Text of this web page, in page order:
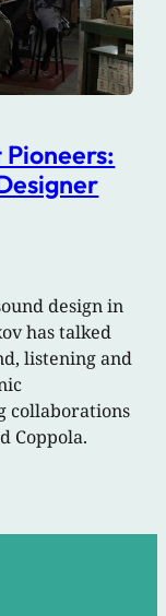
Pioneers:
design in
has talked
listening and
collaborations
Coppola.